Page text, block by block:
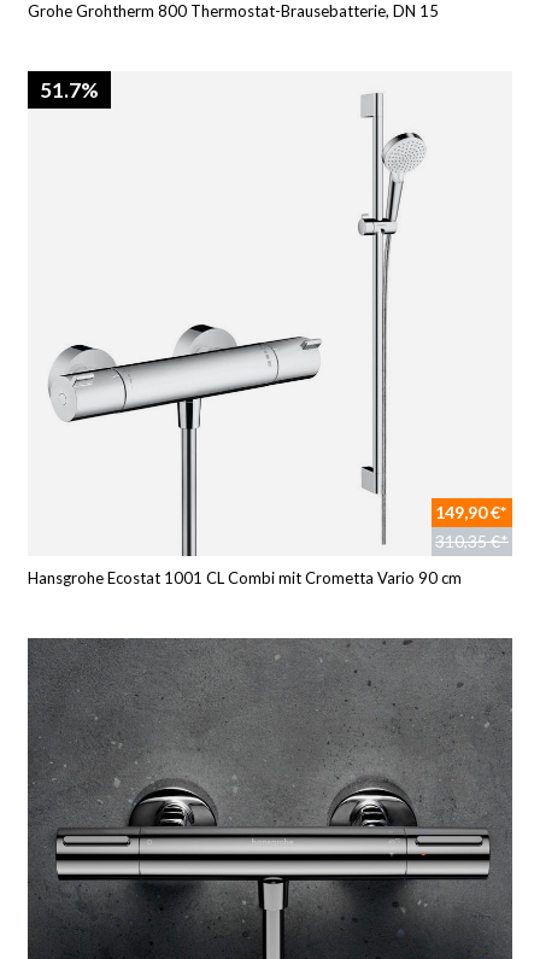
Grohe Grohtherm 800 Thermostat-Brausebatterie, DN 15
51.7%
149,90 €*
310,35 €*
Hansgrohe Ecostat 1001 CL Combi mit Crometta Vario 90 cm